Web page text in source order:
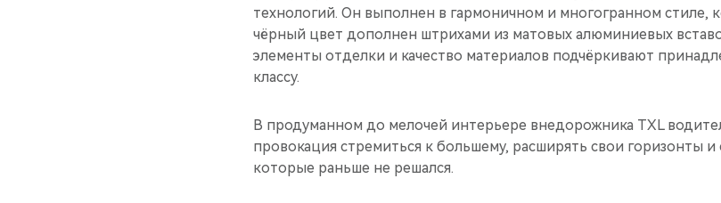
технологий. Он выполнен в гармоничном и многогранном стиле,
чёрный цвет дополнен штрихами из матовых алюминиевых
элементы отделки и качество материалов подчёркивают
классу.
В продуманном до мелочей интерьере внедорожника TXL
провокация стремиться к большему, расширять свои горизонты
которые раньше не решался.